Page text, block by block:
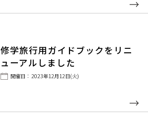
修学旅行用ガイドブックをリニ
ューアルしました
開催日： 2023年12月12日(火)